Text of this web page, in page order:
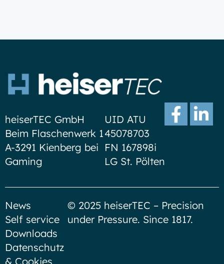
heiserTEC GmbH
Beim Flaschenwerk 1
A-3291 Kienberg bei
Gaming
UID ATU
45078703
FN 167898i
LG St. Pölten
News
Self service
Downloads
Datenschutz
& Cookies
© 2025 heiserTEC – Precision
under Pressure. Since 1817.